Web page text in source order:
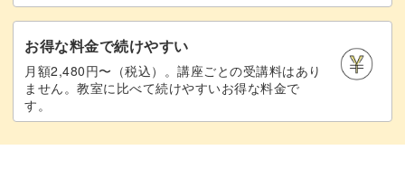
お得な料金で続けやすい
月額2,480円〜（税込）。講座ごとの受講料はあり
ません。教室に比べて続けやすいお得な料金で
す。